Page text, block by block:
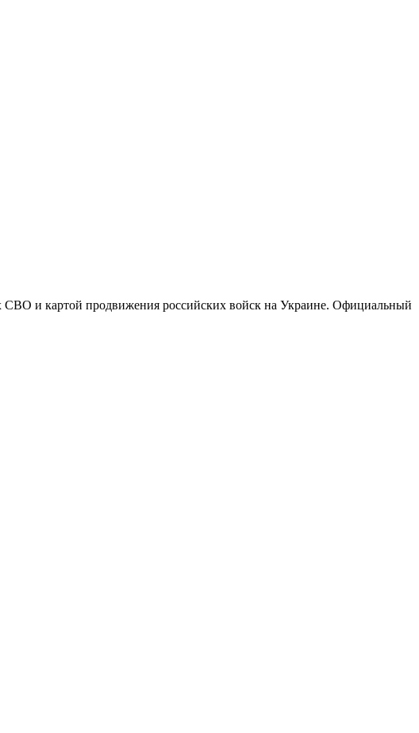
СВО и картой продвижения российских войск на Украине. Официальный